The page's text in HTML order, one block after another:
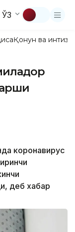
ЎЗ
Қонун ва
коронавирус
деб хабар